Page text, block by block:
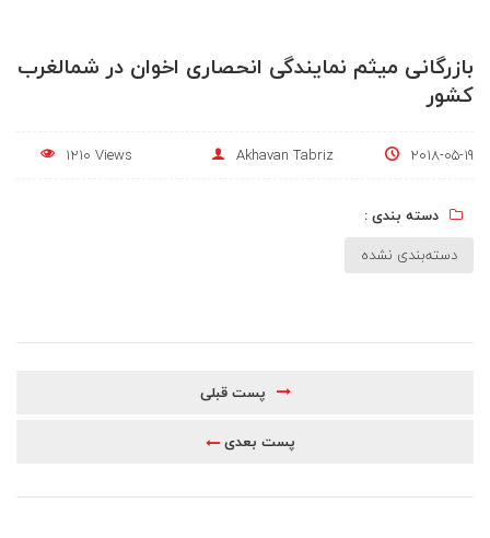
بازرگانی میثم نمایندگی انحصاری اخوان در شمالغرب
کشور
2018-05-19
Akhavan Tabriz
1210 Views
دسته بندی :
دسته‌بندی نشده
پست قبلی
پست بعدی